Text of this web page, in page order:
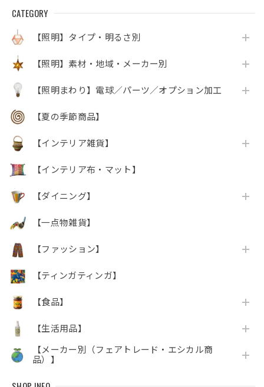
CATEGORY
【照明】タイプ・明るさ別
【照明】素材・地域・メーカー別
【照明まわり】電球／パーツ／オプション加工
【夏の季節商品】
【インテリア雑貨】
【インテリア布・マット】
【ダイニング】
【一点物雑貨】
【ファッション】
【ティンガティンガ】
【食品】
【生活用品】
【メーカー別（フェアトレード・エシカル商
品）】